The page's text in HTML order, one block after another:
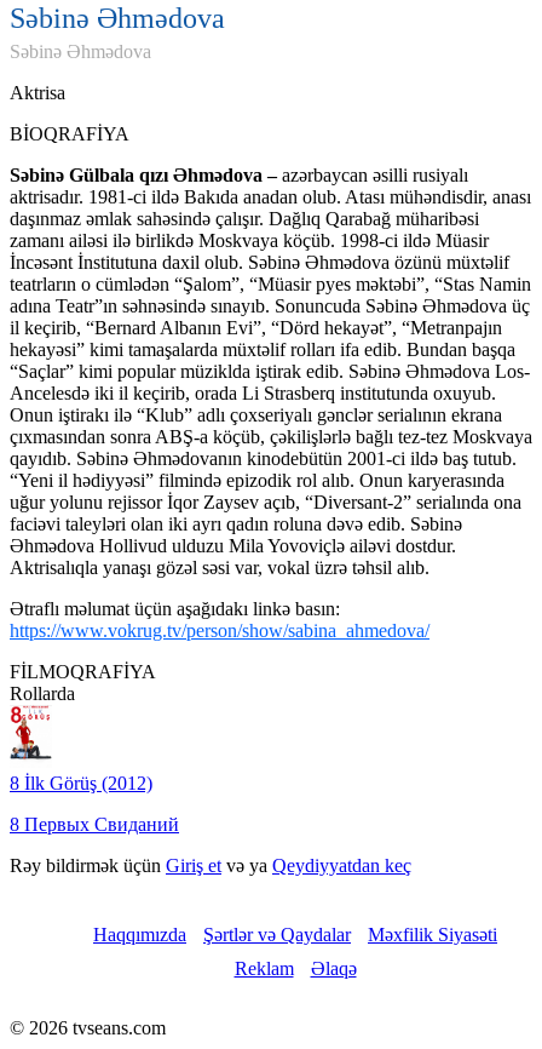
Səbinə Əhmədova
Səbinə Əhmədova
Aktrisa
BİOQRAFİYA
Səbinə Gülbala qızı Əhmədova –azərbaycan əsilli rusiyalı
aktrisadır. 1981-ci ildə Bakıda anadan olub. Atası mühəndisdir, anası
daşınmaz əmlak sahəsində çalışır. Dağlıq Qarabağ müharibəsi
zamanı ailəsi ilə birlikdə Moskvaya köçüb. 1998-ci ildə Müasir
İncəsənt İnstitutuna daxil olub. Səbinə Əhmədova özünü müxtəlif
teatrların o cümlədən “Şalom”, “Müasir pyes məktəbi”, “Stas Namin
adına Teatr”ın səhnəsində sınayıb. Sonuncuda Səbinə Əhmədova üç
il keçirib, “Bernard Albanın Evi”, “Dörd hekayət”, “Metranpajın
hekayəsi” kimi tamaşalarda müxtəlif rolları ifa edib. Bundan başqa
“Saçlar” kimi popular müziklda iştirak edib. Səbinə Əhmədova Los-
Ancelesdə iki il keçirib, orada Li Strasberq institutunda oxuyub.
Onun iştirakı ilə “Klub” adlı çoxseriyalı gənclər serialının ekrana
çıxmasından sonra ABŞ-a köçüb, çəkilişlərlə bağlı tez-tez Moskvaya
qayıdıb. Səbinə Əhmədovanın kinodebütün 2001-ci ildə baş tutub.
“Yeni il hədiyyəsi” filmində epizodik rol alıb. Onun karyerasında
uğur yolunu rejissor İqor Zaysev açıb, “Diversant-2” serialında ona
faciəvi taleyləri olan iki ayrı qadın roluna dəvə edib. Səbinə
Əhmədova Hollivud ulduzu Mila Yovoviçlə ailəvi dostdur.
Aktrisalıqla yanaşı gözəl səsi var, vokal üzrə təhsil alıb.
Ətraflı məlumat üçün aşağıdakı linkə basın:
https://www.vokrug.tv/person/show/sabina_ahmedova/
FİLMOQRAFİYA
Rollarda
8 İlk Görüş (2012)
8 Первых Cвиданий
Rəy bildirmək üçün Giriş et və ya Qeydiyyatdan keç
Haqqımızda Şərtlər və Qaydalar
Məxfilik Siyasəti
Reklam
Əlaqə
© 2026 tvseans.com